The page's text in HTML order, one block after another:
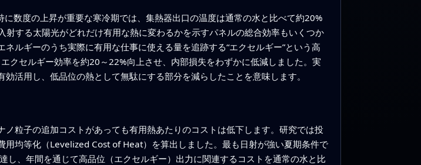
数度の上昇が重要な寒冷期では、集熱器出口の温度は通常の水と比べて約20%
する太陽光がどれだけ有用な熱に変わるかを示すパネルの総合効率もいくつか
ルギーのうち実際に有用な仕事に使える量を追跡する“エクセルギー”という高
クセルギー効率を約20～22%向上させ、内部損失をわずかに低減しました。実
活用し、低品位の熱として無駄にする部分を減らしたことを意味します。
粒子の追加コストがあっても有用熱あたりのコストは低下します。研究では投
均等化（Levelized Cost of Heat）を算出しました。最も日射が強い夏期条件で
、年間を通じて高品位（エクセルギー）出力に関連するコストを通常の水と比